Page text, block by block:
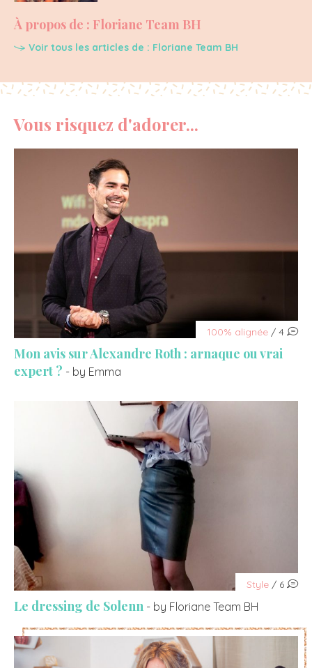
À propos de : Floriane Team BH
Voir tous les articles de : Floriane Team BH
Vous risquez d'adorer...
100% alignée / 4
Mon avis sur Alexandre Roth : arnaque ou vrai
expert ? - by Emma
Style / 6
Le dressing de Solenn - by Floriane Team BH